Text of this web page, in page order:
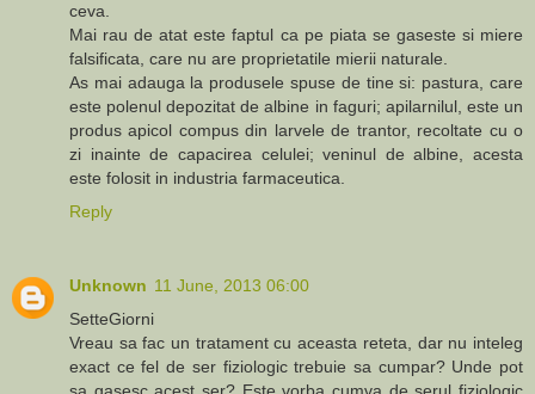
ceva.
Mai rau de atat este faptul ca pe piata se gaseste si miere
falsificata, care nu are proprietatile mierii naturale.
As mai adauga la produsele spuse de tine si: pastura, care
este polenul depozitat de albine in faguri; apilarnilul, este un
produs apicol compus din larvele de trantor, recoltate cu o
zi inainte de capacirea celulei; veninul de albine, acesta
este folosit in industria farmaceutica.
Reply
Unknown 11 June, 2013 06:00
SetteGiorni
Vreau sa fac un tratament cu aceasta reteta, dar nu inteleg
exact ce fel de ser fiziologic trebuie sa cumpar? Unde pot